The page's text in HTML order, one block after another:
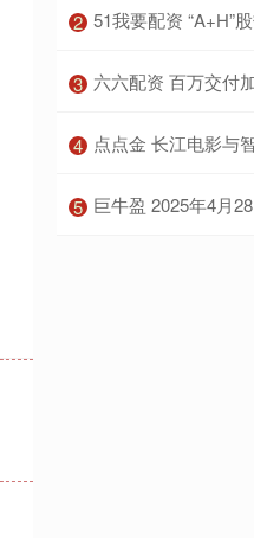
2 ​51我要配资 “A+H”股热潮延续！9月累计20
3 六六配资 百万交付
4 点点金 长江电影与
5 巨牛盈 2025年4月28日